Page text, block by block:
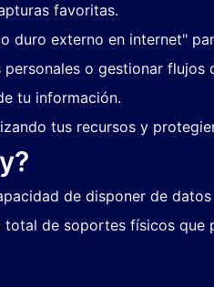
favoritas.
duro externo en internet"
o gestionar
tu información.
tus recursos y
de disponer de
de soportes físicos que